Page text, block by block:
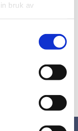
bruk av